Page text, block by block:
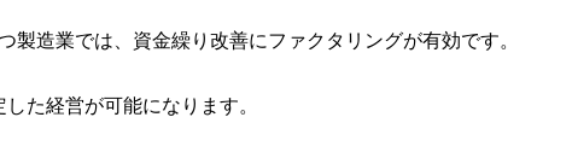
造業では、資金繰り改善にファクタリングが有効です。
た経営が可能になります。